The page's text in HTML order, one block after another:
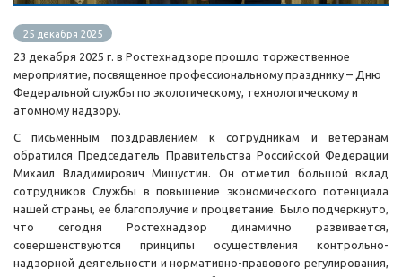
25 декабря 2025
23 декабря 2025 г. в Ростехнадзоре прошло торжественное
мероприятие, посвященное профессиональному празднику – Дню
Федеральной службы по экологическому, технологическому и
атомному надзору.
С письменным поздравлением к сотрудникам и ветеранам
обратился Председатель Правительства Российской Федерации
Михаил Владимирович Мишустин. Он отметил большой вклад
сотрудников Службы в повышение экономического потенциала
нашей страны, ее благополучие и процветание. Было подчеркнуто,
что сегодня Ростехнадзор динамично развивается,
совершенствуются принципы осуществления контрольно-
надзорной деятельности и нормативно-правового регулирования,